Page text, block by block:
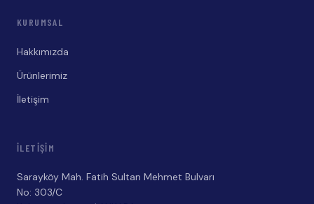
KURUMSAL
Hakkımızda
Ürünlerimiz
İletişim
İLETIŞIM
Sarayköy Mah. Fatih Sultan Mehmet Bulvarı
No: 303/C